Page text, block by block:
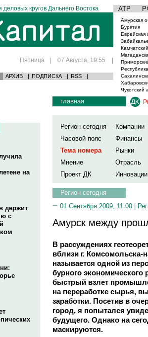
кругов Дальнего Востока АТР
Пятница | 07 Августа, 19:55 |
АРХИВ | ПОДПИСКА | RSS |
Амурская
Бурятия
Еврейская
Чукотский
на
держит
с
главная
Регион сегодня
Компании
Часовой пояс
Финансы
Тема номера
Рынки
Мнение
Отрасль
Проект ДК
Инновации
Регион сегодня
01 Сентября 2009, 11:00 |
Амурск между
В рассуждениях
вблизи г. Комсомольска-
называется одной из
бурного экономического
быстрый взлет
на переработке сырья,
заработки. Посетив в
город, я попытался
будущего. Однако на
маскируются.